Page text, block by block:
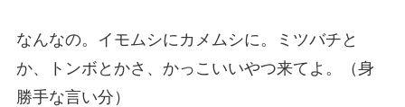
なんなの。イモムシにカメムシに。ミツバチと
か、トンボとかさ、かっこいいやつ来てよ。（身
勝手な言い分）